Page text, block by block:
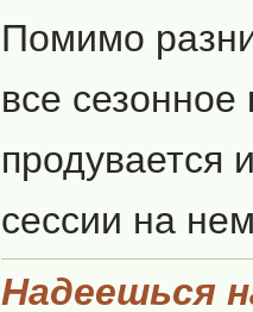
Помимо
все
продувается
сессии на
Надеешься